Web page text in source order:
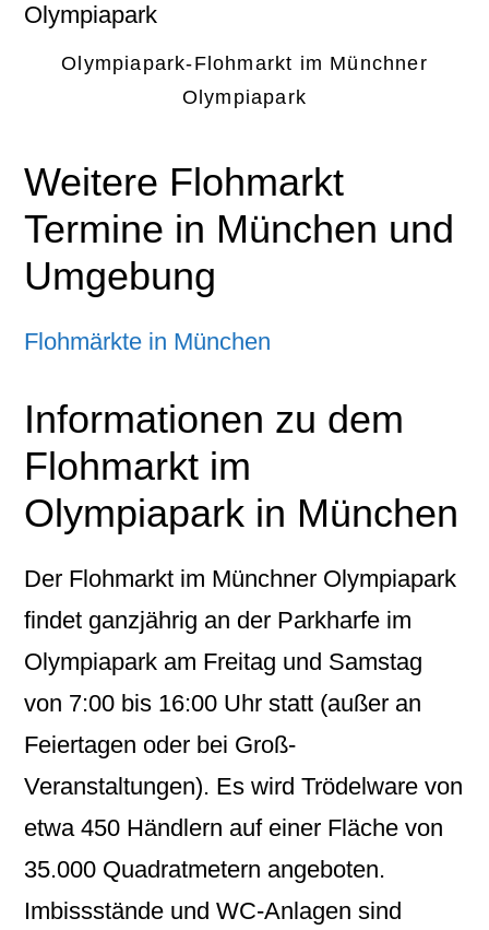
Olympiapark-Flohmarkt im Münchner
Olympiapark
Weitere Flohmarkt
Termine in München und
Umgebung
Flohmärkte in München
Informationen zu dem
Flohmarkt im
Olympiapark in München
Der Flohmarkt im Münchner Olympiapark
findet ganzjährig an der Parkharfe im
Olympiapark am Freitag und Samstag
von 7:00 bis 16:00 Uhr statt (außer an
Feiertagen oder bei Groß-
Veranstaltungen). Es wird Trödelware von
etwa 450 Händlern auf einer Fläche von
35.000 Quadratmetern angeboten.
Imbissstände und WC-Anlagen sind